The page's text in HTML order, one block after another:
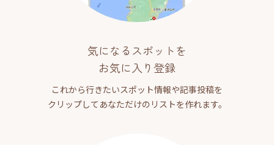
気になるスポットを
お気に入り登録
これから行きたいスポット情報や記事投稿を
クリップしてあなただけのリストを作れます。